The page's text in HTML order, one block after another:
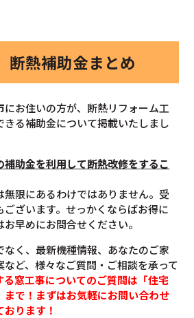
断熱補助金まとめ
にお住いの方が、断熱リフォーム工
る補助金について掲載いたしまし
補助金を利用して断熱改修をするこ
無限にあるわけではありません。受
ざいます。せっかくならばお得に
早めにお問合せください。
なく、最新機種情報、あなたのご家
ど、様々なご質問・ご相談を承って
る窓工事についてのご質問は「住宅
まで！まずはお気軽にお問い合わせ
ります！